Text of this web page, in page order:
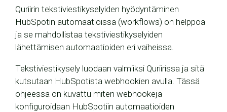
Quriirin tekstiviestikyselyiden hyödyntäminen
HubSpotin automaatioissa (workflows) on helppoa
ja se mahdollistaa tekstiviestikyselyiden
lähettämisen automaatioiden eri vaiheissa.
Tekstiviestikysely luodaan valmiiksi Quriirissa ja sitä
kutsutaan HubSpotista webhookien avulla. Tässä
ohjeessa on kuvattu miten webhookeja
konfiguroidaan HubSpotiin automaatioiden